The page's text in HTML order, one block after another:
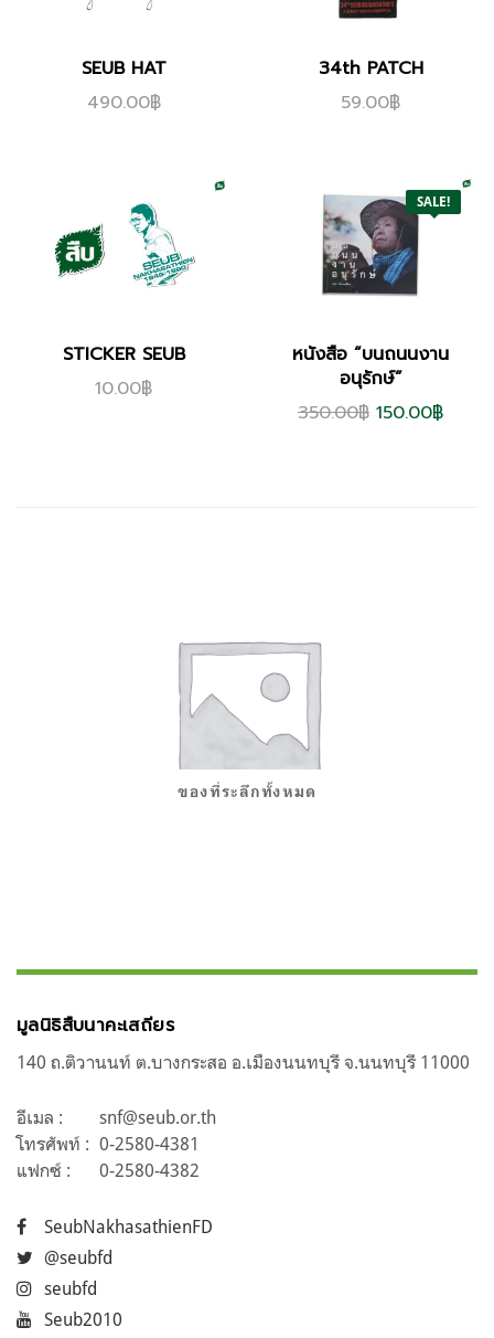
SEUB HAT
490.00฿
34th PATCH
59.00฿
STICKER SEUB
10.00฿
SALE!
หนังสือ “บนถนนงาน
อนุรักษ์”
350.00฿ 150.00฿
ของที่ระลึกทั้งหมด
มูลนิธิสืบนาคะเสถียร
140 ถ.ติวานนท์ ต.บางกระสอ อ.เมืองนนทบุรี จ.นนทบุรี 11000
อีเมล :
snf@seub.or.th
โทรศัพท์ : 0-2580-4381
แฟกซ์ :
0-2580-4382
SeubNakhasathienFD
@seubfd
seubfd
Seub2010